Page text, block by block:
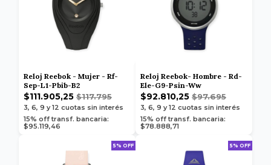
Reloj Reebok - Mujer - Rf-
Sep-L1-Pbib-B2
$111.905,25 $117.795
3, 6, 9 y 12 cuotas sin interés
15% off transf. bancaria:
$95.119,46
Reloj Reebok- Hombre - Rd-
Ele-G9-Psin-Ww
$92.810,25 $97.695
3, 6, 9 y 12 cuotas sin interés
15% off transf. bancaria:
$78.888,71
5% OFF 5% OFF